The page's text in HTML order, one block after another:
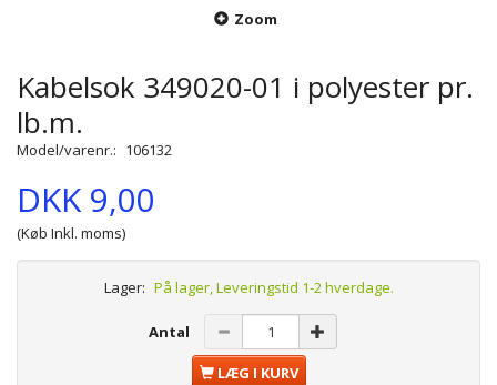
Zoom
Kabelsok 349020-01 i polyester pr.
lb.m.
Model/varenr.: 106132
DKK 9,00
(Køb Inkl. moms)
Lager: På lager, Leveringstid 1-2 hverdage.
Antal
LÆG I KURV